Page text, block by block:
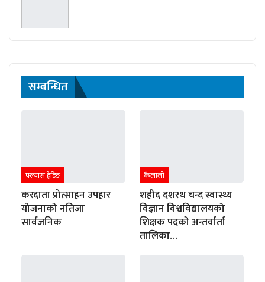
सम्बन्धित
फ्ल्यास हेडिङ
करदाता प्रोत्साहन उपहार
योजनाको नतिजा
सार्वजनिक
कैलाली
शहीद दशरथ चन्द स्वास्थ्य
विज्ञान विश्वविद्यालयको
शिक्षक पदको अन्तर्वार्ता
तालिका…